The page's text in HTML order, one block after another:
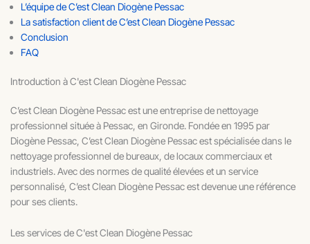
L’équipe de C’est Clean Diogène Pessac
La satisfaction client de C’est Clean Diogène Pessac
Conclusion
FAQ
Introduction à C'est Clean Diogène Pessac
C’est Clean Diogène Pessac est une entreprise de nettoyage
professionnel située à Pessac, en Gironde. Fondée en 1995 par
Diogène Pessac, C’est Clean Diogène Pessac est spécialisée dans le
nettoyage professionnel de bureaux, de locaux commerciaux et
industriels. Avec des normes de qualité élevées et un service
personnalisé, C’est Clean Diogène Pessac est devenue une référence
pour ses clients.
Les services de C'est Clean Diogène Pessac